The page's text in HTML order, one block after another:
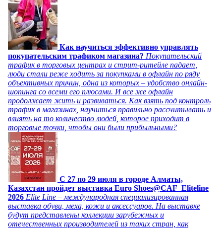
Как научиться эффективно управлять
покупательским трафиком магазина? Покупательский
трафик в торговых центрах и стрит-ритейле падает,
люди стали реже ходить за покупками в офлайн по ряду
объективных причин, одна из которых – удобство онлайн-
шопинга со всеми его плюсами. И все же офлайн
продолжает жить и развиваться. Как взять под контроль
трафик в магазинах, научиться правильно рассчитывать и
влиять на то количество людей, которое приходит в
торговые точки, чтобы они были прибыльными?
C 27 по 29 июля в городе Алматы,
Казахстан пройдет выставка Euro Shoes@CAF_Eliteline
2026 Elite Line – международная специализированная
выставка обуви, меха, кожи и аксессуаров. На выставке
будут представлены коллекции зарубежных и
отечественных производителей из таких стран, как